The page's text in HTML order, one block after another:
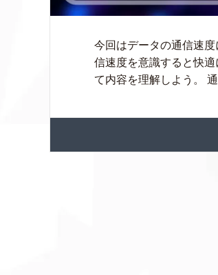
今回はデータの通信速
信速度を意識すると快
て内容を理解しよう。